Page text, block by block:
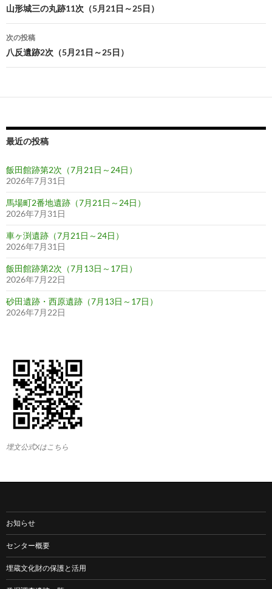
稿
ナ
ビ
ゲ
ー
ョ
山形城三の丸跡11次（5月21日～25日）
次の投稿
八反遺跡2次（5月21日～25日）
最近の投稿
飯田館跡第2次（7月21日～24日）
2026年7月31日
馬場町2番地遺跡（7月21日～24日）
2026年7月31日
車ヶ渕遺跡（7月21日～24日）
2026年7月31日
飯田館跡第2次（7月13日～17日）
2026年7月22日
砂田遺跡・西原遺跡（7月13日～17日）
2026年7月22日
埋文公式Xはこちら
お知らせ
センター概要
埋蔵文化財の保護と活用